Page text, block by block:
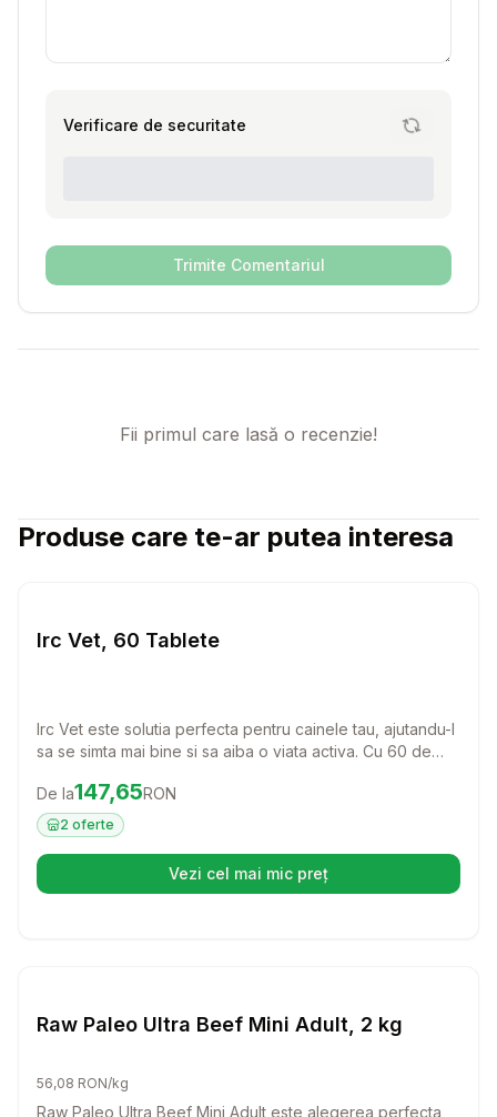
Verificare de securitate
Trimite Comentariul
Fii primul care lasă o recenzie!
Produse care te-ar putea interesa
Irc Vet, 60 Tablete
Irc Vet este solutia perfecta pentru cainele tau, ajutandu-l
sa se simta mai bine si sa aiba o viata activa. Cu 60 de
pentru a oferi suport si confort patrupedului tau.
Preț:147.65 RON
De la147,65RON
2 oferte
Vezi cel mai mic preț(se deschide într-o filă nouă)
Raw Paleo Ultra Beef Mini Adult, 2 kg
56,08 RON/kg
Raw Paleo Ultra Beef Mini Adult este alegerea perfecta